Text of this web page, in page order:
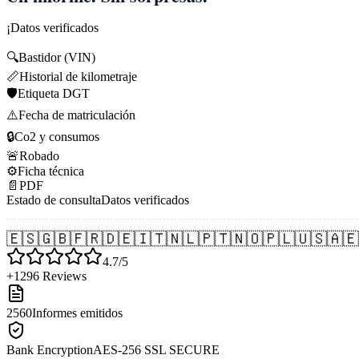
¡Datos verificados
🔍Bastidor (VIN)
📏Historial de kilometraje
🛡️Etiqueta DGT
⚠️Fecha de matriculación
🔒Co2 y consumos
🚨Robado
⚙️Ficha técnica
📄 PDF
Estado de consultaDatos verificados
🇪🇸🇬🇧🇫🇷🇩🇪🇮🇹🇳🇱🇵🇹🇳🇴🇵🇱🇺🇸🇦🇪
4.7/5
+1296 Reviews
2560Informes emitidos
Bank EncryptionAES-256 SSL SECURE